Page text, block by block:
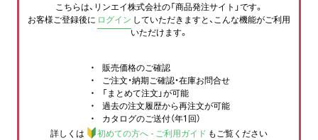
こちらは、リンエイ株式会社の「商品発注サイト」です。
お客様ご登録後に ログイン していただきますと、こんな機能がご利用
いただけます。
販売価格のご確認
ご注文・納期ご確認・在庫お問合せ
「まとめて注文」が可能
過去の注文履歴から再注文が可能
カタログのご送付（年1回）
詳しくは
初めての方へ - ご利用ガイド もご覧ください